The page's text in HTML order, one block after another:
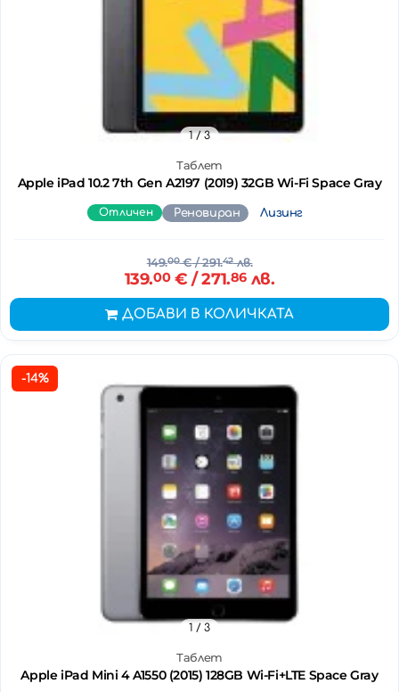
Таблет
Apple iPad 10.2 7th Gen A2197 (2019) 32GB Wi-Fi Space Gray
1/ 3
Отличен Реновиран Лизинг
149.00€/ 291.42лв.
139.00€ / 271.86лв.
ДОБАВИ В КОЛИЧКАТА
-14%
Таблет
Apple iPad Mini 4 A1550 (2015) 128GB Wi-Fi+LTE Space Gray
1 / 3